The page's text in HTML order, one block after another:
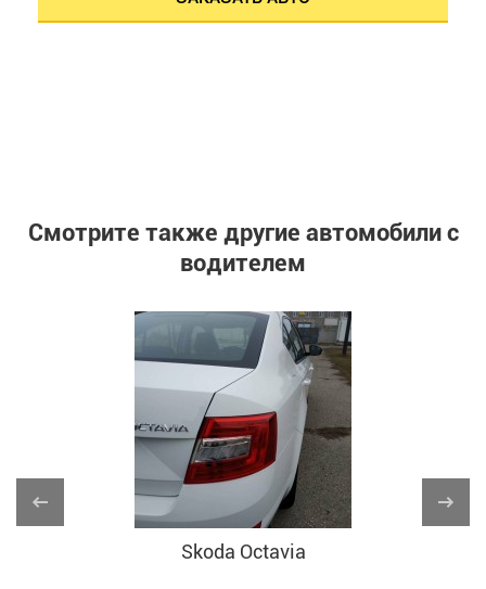
Смотрите также другие автомобили с
водителем
Skoda Octavia